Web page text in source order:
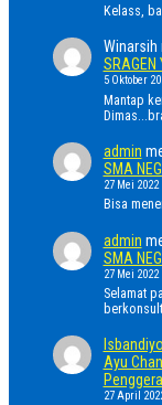
Kelass,
Winarsih
SRAGEN
5 Oktober
Mantap
admin
SMA
27 Mei 2022
Bisa
admin
SMA
27 Mei 2022
Selamat
Ayu
27 April